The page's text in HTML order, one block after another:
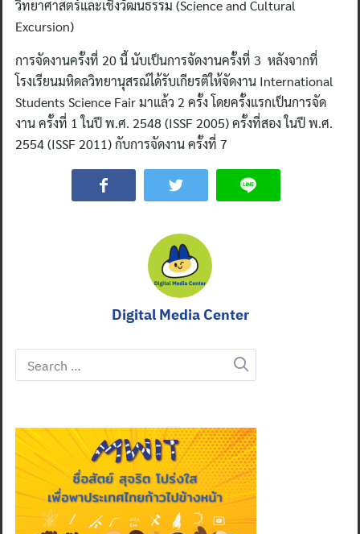
วิทยาศาสตร์และเชิงวัฒนธรรม (Science and Cultural
Excursion)
การจัดงานครั้งที่ 20 นี้ นับเป็นการจัดงานครั้งที่ 3 หลังจากที่
โรงเรียนมหิดลวิทยานุสรณ์ได้รับเกียรติให้จัดงาน International
Students Science Fair มาแล้ว 2 ครั้ง โดยครั้งแรกเป็นการจัด
งาน ครั้งที่ 1 ในปี พ.ศ. 2548 (ISSF 2005) ครั้งที่สอง ในปี พ.ศ.
2554 (ISSF 2011) กับการจัดงาน ครั้งที่ 7
Digital Media Center
Search
for: